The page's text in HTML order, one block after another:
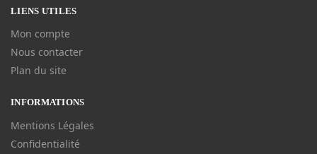
LIENS UTILES
Mon compte
Nous contacter
Plan du site
INFORMATIONS
Mentions Légales
Confidentialité